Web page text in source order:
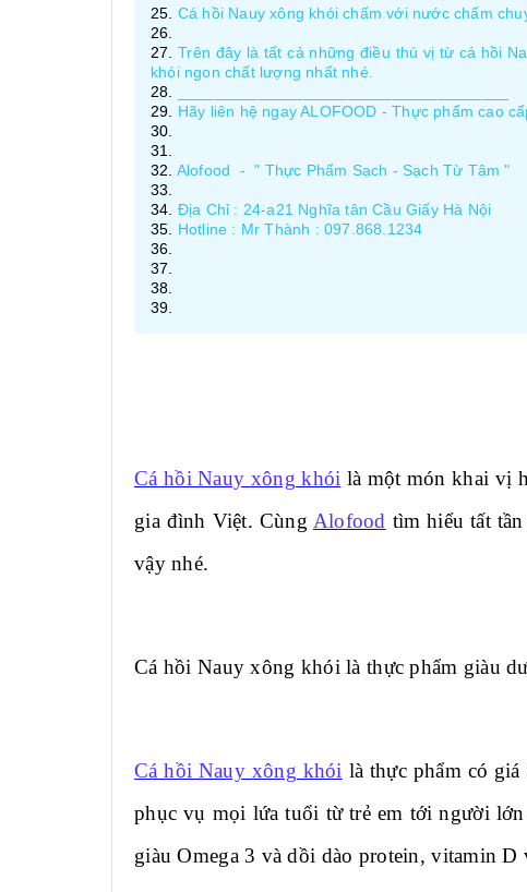
Cá hồi Nauy xông khói chấm với nước chấm
Trên đây là tất cả những điều thú vị từ cá hồi
khói ngon chất lượng nhất nhé.
Hãy liên hệ ngay ALOFOOD - Thực phẩm cao
Alofood - " Thực Phẩm Sạch - Sạch Từ Tâm "
Địa Chỉ : 24-a21 Nghĩa tân Cầu Giấy Hà Nội
Hotline : Mr Thành : 097.868.1234
Cá hồi Nauy xông khói là một món khai vị
gia đình Việt. Cùng Alofood tìm hiểu tất
vậy nhé.
Cá hồi Nauy xông khói là thực phẩm giàu
Cá hồi Nauy xông khói là thực phẩm có
phục vụ mọi lứa tuổi từ trẻ em tới người
giàu Omega 3 và dồi dào protein, vitamin D